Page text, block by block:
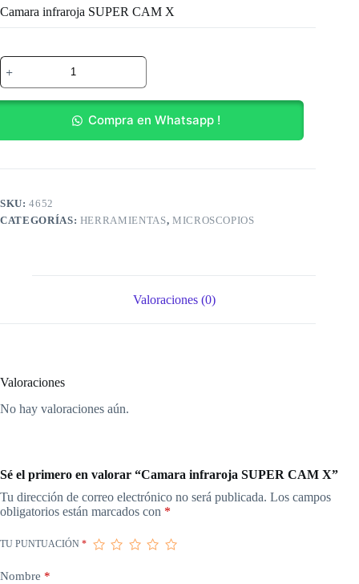
Camara infraroja SUPER CAM X
Camara
infraroja
SUPER
CAM
Compra en Whatsapp !
SKU:4652
CATEGORÍAS: HERRAMIENTAS, MICROSCOPIOS
Valoraciones (0)
Valoraciones
No hay valoraciones aún.
Sé el primero en valorar “Camara infraroja SUPER CAM X”
Tu dirección de correo electrónico no será publicada. Los campos
obligatorios están marcados con *
TU PUNTUACIÓN *
Nombre *